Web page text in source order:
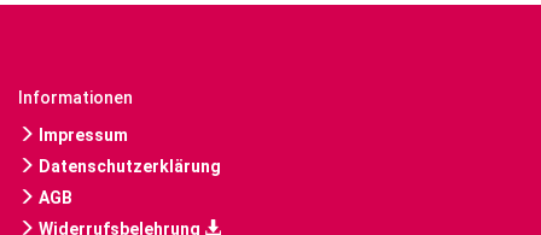
Informationen
Impressum
Datenschutzerklärung
AGB
Widerrufsbelehrung